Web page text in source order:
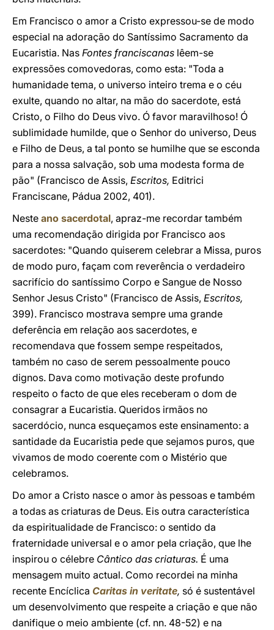
Em Francisco o amor a Cristo expressou-se de modo
especial na adoração do Santíssimo Sacramento da
Eucaristia. Nas Fontes franciscanas lêem-se
expressões comovedoras, como esta: "Toda a
humanidade tema, o universo inteiro trema e o céu
exulte, quando no altar, na mão do sacerdote, está
Cristo, o Filho do Deus vivo. Ó favor maravilhoso! Ó
sublimidade humilde, que o Senhor do universo, Deus
e Filho de Deus, a tal ponto se humilhe que se esconda
para a nossa salvação, sob uma modesta forma de
pão" (Francisco de Assis, Escritos, Editrici
Franciscane, Pádua 2002, 401).
Neste ano sacerdotal, apraz-me recordar também
uma recomendação dirigida por Francisco aos
sacerdotes: "Quando quiserem celebrar a Missa, puros
de modo puro, façam com reverência o verdadeiro
sacrifício do santíssimo Corpo e Sangue de Nosso
Senhor Jesus Cristo" (Francisco de Assis, Escritos,
399). Francisco mostrava sempre uma grande
deferência em relação aos sacerdotes, e
recomendava que fossem sempe respeitados,
também no caso de serem pessoalmente pouco
dignos. Dava como motivação deste profundo
respeito o facto de que eles receberam o dom de
consagrar a Eucaristia. Queridos irmãos no
sacerdócio, nunca esqueçamos este ensinamento: a
santidade da Eucaristia pede que sejamos puros, que
vivamos de modo coerente com o Mistério que
celebramos.
Do amor a Cristo nasce o amor às pessoas e também
a todas as criaturas de Deus. Eis outra característica
da espiritualidade de Francisco: o sentido da
fraternidade universal e o amor pela criação, que lhe
inspirou o célebre Cântico das criaturas. É uma
mensagem muito actual. Como recordei na minha
recente Encíclica Caritas in veritate, só é sustentável
um desenvolvimento que respeite a criação e que não
danifique o meio ambiente (cf. nn. 48-52) e na